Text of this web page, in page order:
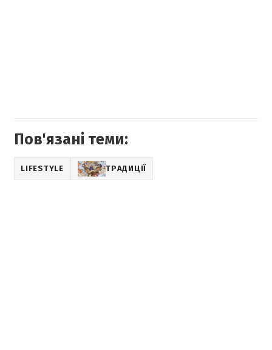
Пов'язані теми:
LIFESTYLE ТРАДИЦІЇ